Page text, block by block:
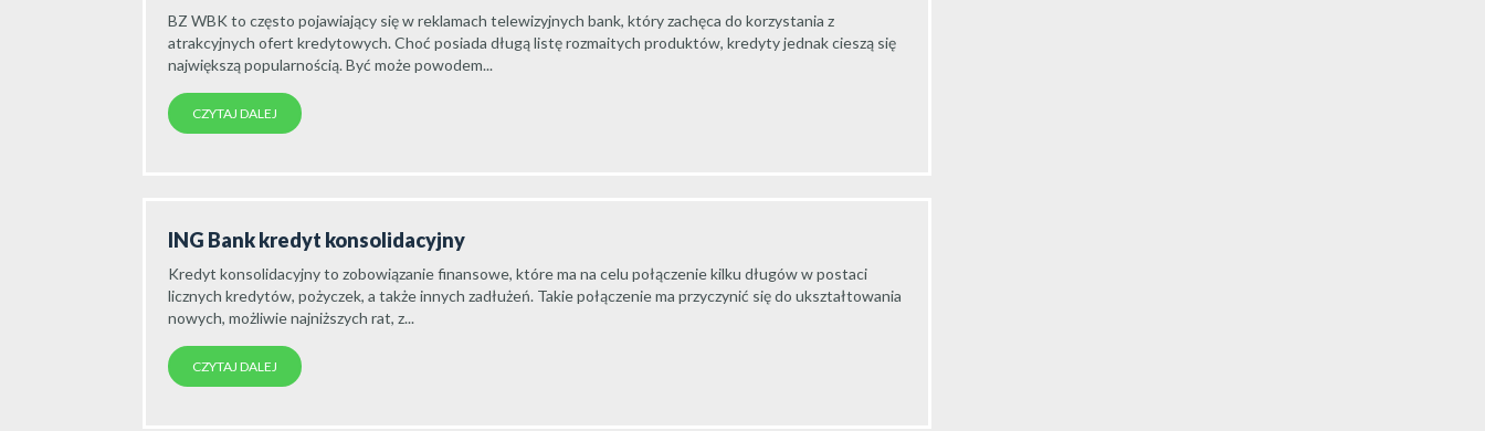
BZ WBK to często pojawiający się w reklamach telewizyjnych bank, który zachęca do korzystania z
atrakcyjnych ofert kredytowych. Choć posiada długą listę rozmaitych produktów, kredyty jednak cieszą się
największą popularnością. Być może powodem...
CZYTAJ DALEJ
ING Bank kredyt konsolidacyjny
Kredyt konsolidacyjny to zobowiązanie finansowe, które ma na celu połączenie kilku długów w postaci
licznych kredytów, pożyczek, a także innych zadłużeń. Takie połączenie ma przyczynić się do ukształtowania
nowych, możliwie najniższych rat, z...
CZYTAJ DALEJ